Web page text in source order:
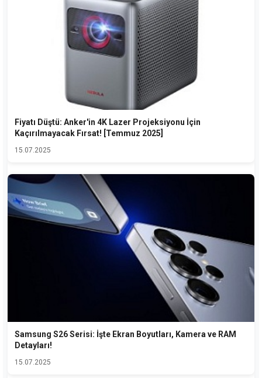
Fiyatı Düştü: Anker'in 4K Lazer Projeksiyonu İçin
Kaçırılmayacak Fırsat! [Temmuz 2025]
15.07.2025
Samsung S26 Serisi: İşte Ekran Boyutları, Kamera ve RAM
Detayları!
15.07.2025